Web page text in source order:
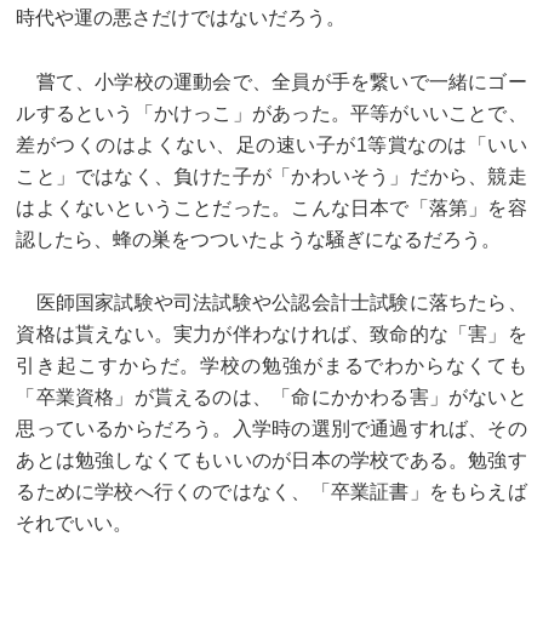
時代や運の悪さだけではないだろう。
嘗て、小学校の運動会で、全員が手を繋いで一緒にゴー
ルするという「かけっこ」があった。平等がいいことで、
差がつくのはよくない、足の速い子が1等賞なのは「いい
こと」ではなく、負けた子が「かわいそう」だから、競走
はよくないということだった。こんな日本で「落第」を容
認したら、蜂の巣をつついたような騒ぎになるだろう。
医師国家試験や司法試験や公認会計士試験に落ちたら、
資格は貰えない。実力が伴わなければ、致命的な「害」を
引き起こすからだ。学校の勉強がまるでわからなくても
「卒業資格」が貰えるのは、「命にかかわる害」がないと
思っているからだろう。入学時の選別で通過すれば、その
あとは勉強しなくてもいいのが日本の学校である。勉強す
るために学校へ行くのではなく、「卒業証書」をもらえば
それでいい。